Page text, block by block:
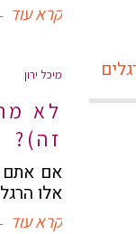
קרא עוד
מיכל ירון
לא
זה)?
אם אתם
אלו
קרא עוד